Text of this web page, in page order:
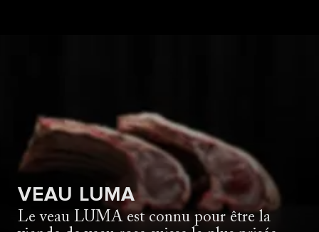
VEAU LUMA
Le veau LUMA est connu pour être la